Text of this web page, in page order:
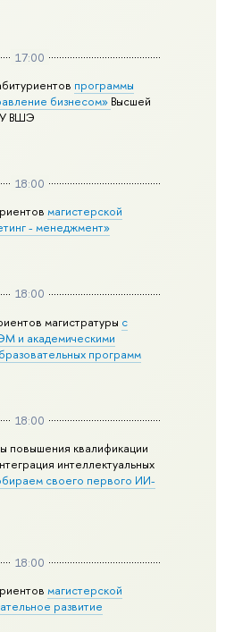
17:00
программы
бизнесом» Высшей
ВШЭ
18:00
магистерской
- менеджмент»
18:00
магистратуры с
и академическими
программ
18:00
повышения квалификации
интеллектуальных
своего первого ИИ-
18:00
магистерской
развитие